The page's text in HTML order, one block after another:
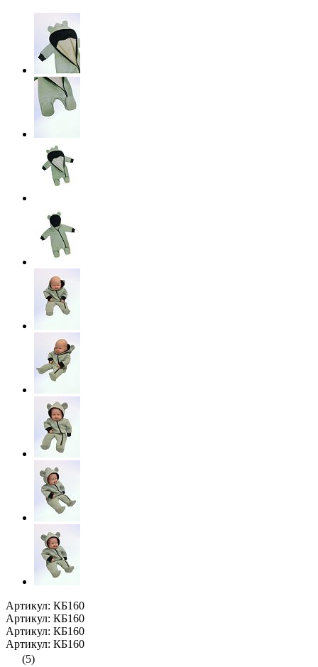
Артикул: КБ160
Артикул: КБ160
Артикул: КБ160
Артикул: КБ160
(5)